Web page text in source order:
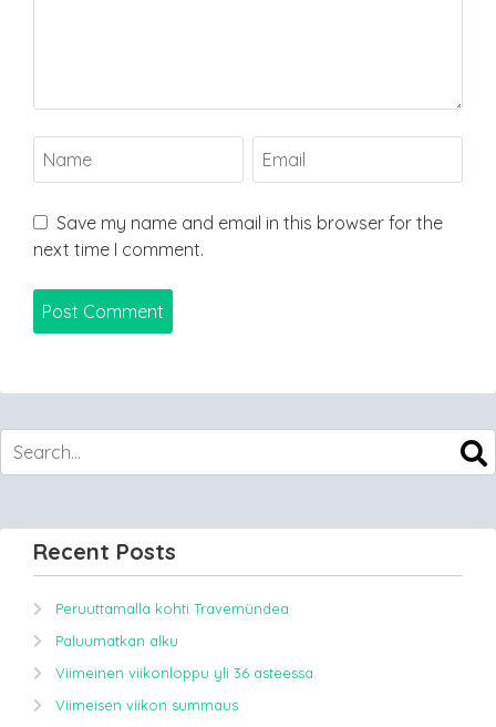
Save my name and email in this browser for the
next time I comment.
Recent Posts
Peruuttamalla kohti Travemündea
Paluumatkan alku
Viimeinen viikonloppu yli 36 asteessa.
Viimeisen viikon summaus